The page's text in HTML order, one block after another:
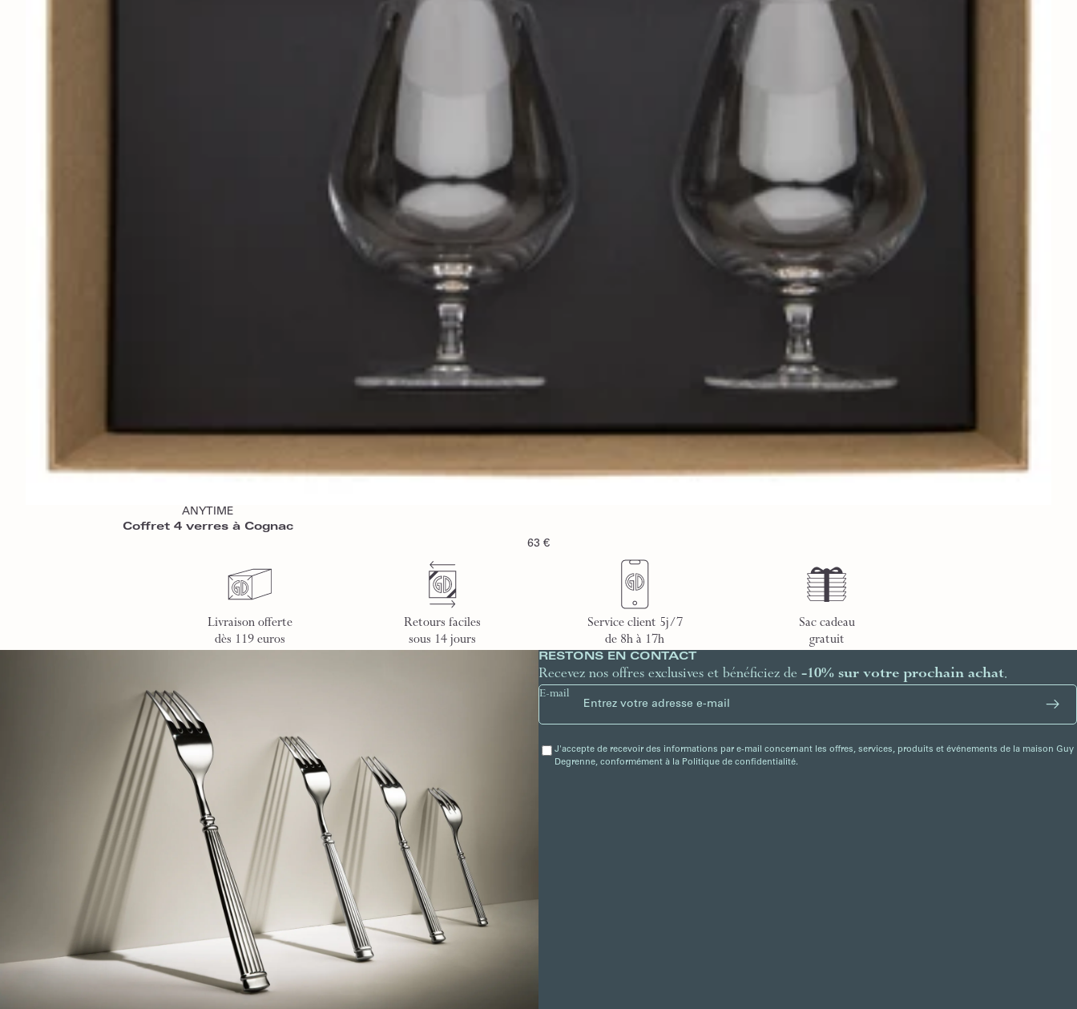
ANYTIME
Coffret 4 verres à Cognac
63 €
Livraison offerte
dès 119 euros
Retours faciles
sous 14 jours
Service client 5j/7
de 8h à 17h
Sac cadeau
gratuit
RESTONS EN CONTACT
Recevez nos offres exclusives et bénéficiez de -10% sur votre prochain achat.
E-mail
J'accepte de recevoir des informations par e-mail concernant les offres, services, produits et événements de la maison Guy
Degrenne, conformément à la Politique de confidentialité.